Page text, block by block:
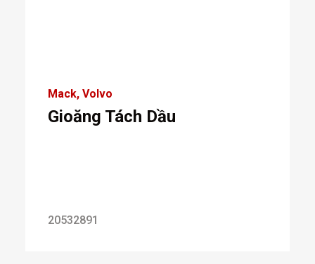
Mack Volvo
Gioăng Tách Dầu
20532891